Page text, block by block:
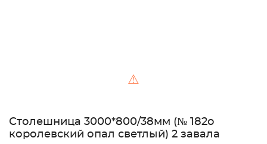
⚠
Столешница 3000*800/38мм (№ 182о
королевский опал светлый) 2 завала